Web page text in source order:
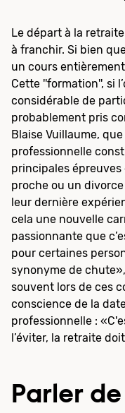
Le départ à la
à franchir. Si bien
un cours
Cette ''formation'', si
considérable de
probablement pris
Blaise Vuillaume,
professionnelle
principales épreuves
proche ou un
leur dernière
cela une nouvelle
passionnante que
pour certaines
synonyme de
souvent lors de ces
conscience de la
professionnelle :
l’éviter, la retraite
Parler